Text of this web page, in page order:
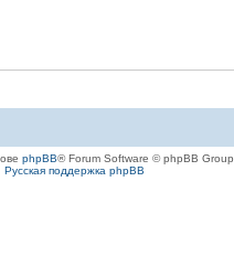
phpBB® Forum Software © phpBB Group
Русская поддержка phpBB